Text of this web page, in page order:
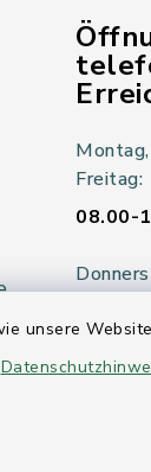
unsere
Freitag:
08.00-